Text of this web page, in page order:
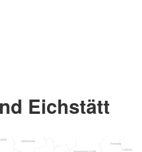
Eichstätt